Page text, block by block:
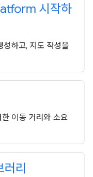
시작하
하고, 지도 작성을
이동 거리와 소요
리